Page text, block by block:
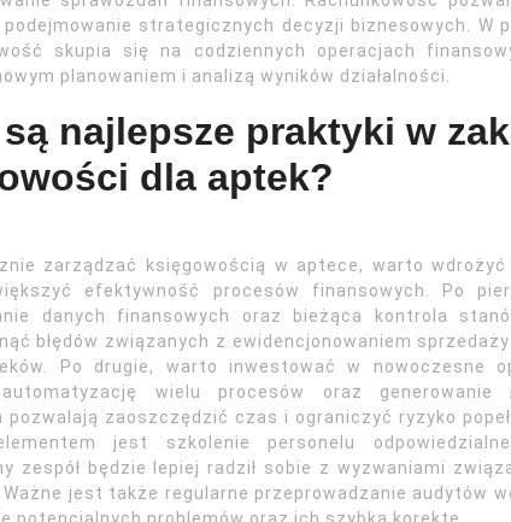
strategicznych decyzji biznesowych. W
skupia się na codziennych operacjach
planowaniem i analizą wyników działalności.
najlepsze praktyki w
dla aptek?
zarządzać księgowością w aptece, warto
efektywność procesów finansowych. Po
danych finansowych oraz bieżąca kontrola
błędów związanych z ewidencjonowaniem
Po drugie, warto inwestować w nowoczesne
wielu procesów oraz generowanie
pozwalają zaoszczędzić czas i ograniczyć ryzyko
jest szkolenie personelu
zespół będzie lepiej radził sobie z wyzwaniami
jest także regularne przeprowadzanie audytów